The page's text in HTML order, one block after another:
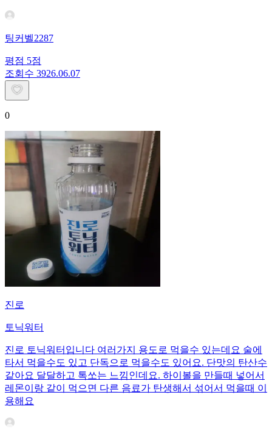
팅커벨2287
평점 5점
조회수 3926.06.07
0
진로
토닉워터
진로 토닉워터입니다 여러가지 용도로 먹을수 있는데요 술에
타서 먹을수도 있고 단독으로 먹을수도 있어요. 단맛의 탄산수
같아요 달달하고 톡쏘는 느낌인데요. 하이볼을 만들때 넣어서
레몬이랑 같이 먹으면 다른 음료가 탄생해서 섞어서 먹을때 이
용해요